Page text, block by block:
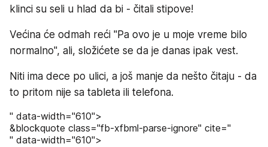
klinci su seli u hlad da bi - čitali stipove!
Većina će odmah reći "Pa ovo je u moje vreme bilo
normalno", ali, složićete se da je danas ipak vest.
Niti ima dece po ulici, a još manje da nešto čitaju - da
to pritom nije sa tableta ili telefona.
" data-width="610">
&blockquote class="fb-xfbml-parse-ignore" cite="
" data-width="610">